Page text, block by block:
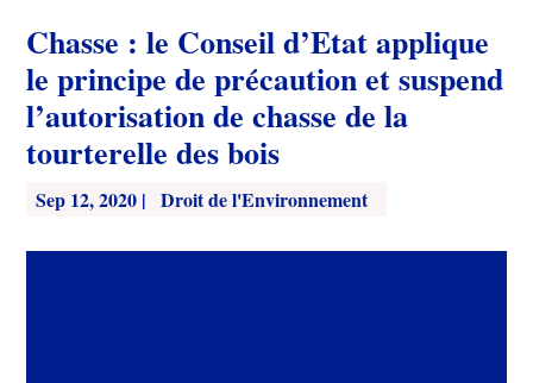
Chasse : le Conseil d’Etat applique
le principe de précaution et suspend
l’autorisation de chasse de la
tourterelle des bois
Sep 12, 2020 | Droit de l'Environnement